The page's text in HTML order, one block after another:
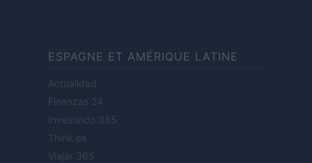
ESPAGNE ET AMÉRIQUE LATINE
Actualidad
Finanzas 24
Investindo 365
Think.es
Viajar 365